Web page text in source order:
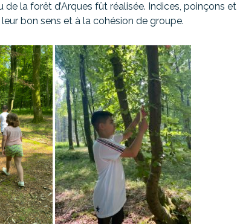
de la forêt d’Arques fût réalisée. Indices, poinçons et
bon sens et à la cohésion de groupe.